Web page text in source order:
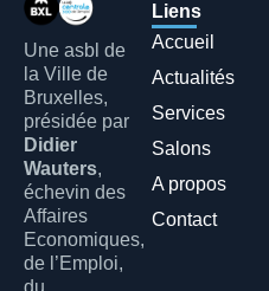
Une asbl de
la Ville de
Bruxelles,
présidée par
Didier
Wauters,
échevin des
Affaires
Economiques,
de l’Emploi,
du
Liens
Accueil
Actualités
Services
Salons
A propos
Contact